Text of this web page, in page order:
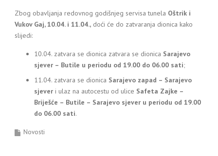
Zbog obavljanja redovnog godišnjeg servisa tunela Oštrik i
Vukov Gaj, 10.04. i 11.04., doći će do zatvaranja dionica kako
slijedi:
10.04. zatvara se dionica zatvara se dionica Sarajevo
sjever – Butile u periodu od 19.00 do 06.00 sati;
11.04. zatvara se dionica Sarajevo zapad – Sarajevo
sjever i ulaz na autocestu od ulice Safeta Zajke –
Briješće – Butile – Sarajevo sjever u periodu od 19.00
do 06.00 sati.
Novosti